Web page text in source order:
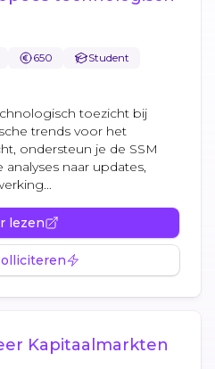
650
Student
toezicht bij
trends voor het
ondersteun je de SSM
analyses naar updates,
lezen
Kapitaalmarkten